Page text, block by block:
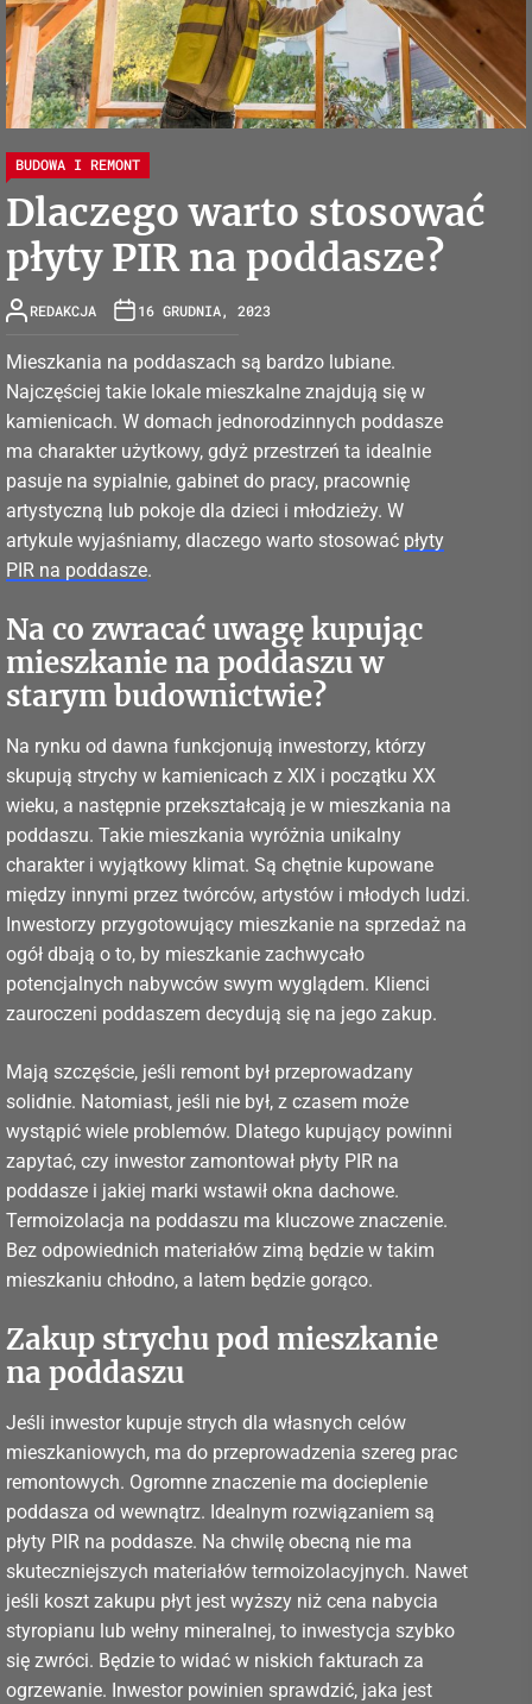
BUDOWA I REMONT
Dlaczego warto stosować
płyty PIR na poddasze?
REDAKCJA 16 GRUDNIA, 2023
Mieszkania na poddaszach są bardzo lubiane.
Najczęściej takie lokale mieszkalne znajdują się w
kamienicach. W domach jednorodzinnych poddasze
ma charakter użytkowy, gdyż przestrzeń ta idealnie
pasuje na sypialnie, gabinet do pracy, pracownię
artystyczną lub pokoje dla dzieci i młodzieży. W
artykule wyjaśniamy, dlaczego warto stosować płyty
PIR na poddasze.
Na co zwracać uwagę kupując
mieszkanie na poddaszu w
starym budownictwie?
Na rynku od dawna funkcjonują inwestorzy, którzy
skupują strychy w kamienicach z XIX i początku XX
wieku, a następnie przekształcają je w mieszkania na
poddaszu. Takie mieszkania wyróżnia unikalny
charakter i wyjątkowy klimat. Są chętnie kupowane
między innymi przez twórców, artystów i młodych ludzi.
Inwestorzy przygotowujący mieszkanie na sprzedaż na
ogół dbają o to, by mieszkanie zachwycało
potencjalnych nabywców swym wyglądem. Klienci
zauroczeni poddaszem decydują się na jego zakup.
Mają szczęście, jeśli remont był przeprowadzany
solidnie. Natomiast, jeśli nie był, z czasem może
wystąpić wiele problemów. Dlatego kupujący powinni
zapytać, czy inwestor zamontował płyty PIR na
poddasze i jakiej marki wstawił okna dachowe.
Termoizolacja na poddaszu ma kluczowe znaczenie.
Bez odpowiednich materiałów zimą będzie w takim
mieszkaniu chłodno, a latem będzie gorąco.
Zakup strychu pod mieszkanie
na poddaszu
Jeśli inwestor kupuje strych dla własnych celów
mieszkaniowych, ma do przeprowadzenia szereg prac
remontowych. Ogromne znaczenie ma docieplenie
poddasza od wewnątrz. Idealnym rozwiązaniem są
płyty PIR na poddasze. Na chwilę obecną nie ma
skuteczniejszych materiałów termoizolacyjnych. Nawet
jeśli koszt zakupu płyt jest wyższy niż cena nabycia
styropianu lub wełny mineralnej, to inwestycja szybko
się zwróci. Będzie to widać w niskich fakturach za
ogrzewanie. Inwestor powinien sprawdzić, jaka jest